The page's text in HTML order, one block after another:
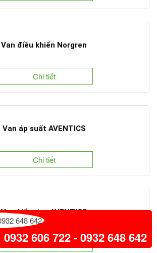
Van điều khiển Norgren
Chi tiết
Van áp suất AVENTICS
Chi tiết
Van kiểm tra AVENTICS
Chi tiết
0932 606 722 - 0932 648 642